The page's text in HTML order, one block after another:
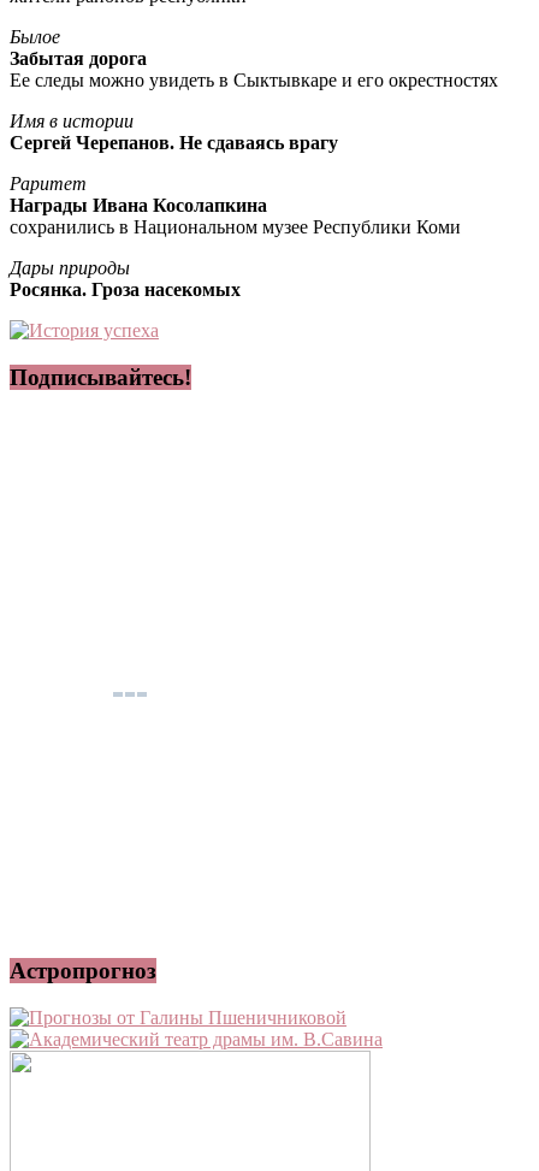
Былое
Забытая дорога
Ее следы можно увидеть в Сыктывкаре и его окрестностях
Имя в истории
Сергей Черепанов. Не сдаваясь врагу
Раритет
Награды Ивана Косолапкина
сохранились в Национальном музее Республики Коми
Дары природы
Росянка. Гроза насекомых
Подписывайтесь!
Астропрогноз